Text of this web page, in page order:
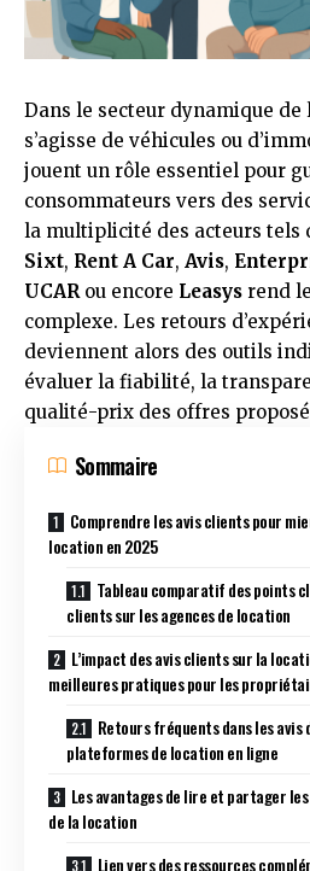
Dans le secteur dynamique de
s’agisse de véhicules ou
jouent un rôle essentiel pour
consommateurs vers des
la multiplicité des acteurs tels
Sixt, Rent A Car, Avis,
UCARou encore Leasys rend
complexe. Les retours
deviennent alors des outils
évaluer la fiabilité, la
qualité-prix des offres
Sommaire
Comprendre les avis clients pour
location en 2025
Tableau comparatif des points
clients sur les agences de location
L’impact des avis clients sur la
meilleures pratiques pour les
Retours fréquents dans les
plateformes de location en ligne
Les avantages de lire et partager
de la location
Lien vers des ressources